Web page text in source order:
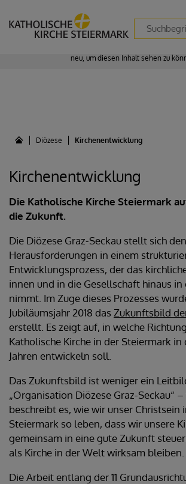
Zustimmung erforderlich!
neu, um diesen Inhalt sehen zu
Diözese Kirchenentwicklung
Kirchenentwicklung
Die Katholische Kirche Steiermark
die Zukunft.
Die Diözese Graz-Seckau stellt sich
Herausforderungen in einem
Entwicklungsprozess, der das
innen und in die Gesellschaft hinaus in
nimmt. Im Zuge dieses Prozesses
Jubiläumsjahr 2018 das Zukunftsbild
erstellt. Es zeigt auf, in welche
Katholische Kirche in der Steiermark in
Jahren entwickeln soll.
Das Zukunftsbild ist weniger ein
„Organisation Diözese Graz-Seckau“
beschreibt es, wie wir unser Christsein
Steiermark so leben, dass wir unsere
gemeinsam in eine gute Zukunft
als Kirche in der Welt wirksam bleiben.
Die Arbeit entlang der 11